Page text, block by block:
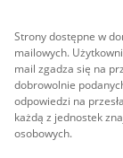
Strony dostępne w
mailowych.
mail zgadza się na
dobrowolnie
odpowiedzi na
każdą z jednostek
osobowych.